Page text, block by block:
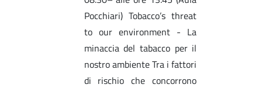
Pocchiari) Tobacco’s threat
to our environment - La
minaccia del tabacco per il
nostro ambiente Tra i fattori
di rischio che concorrono